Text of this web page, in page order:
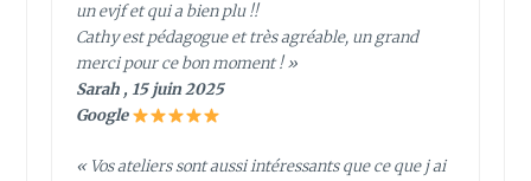
un evjf et qui a bien plu !!
Cathy est pédagogue et très agréable, un grand
merci pour ce bon moment ! »
Sarah , 15 juin 2025
Google
« Vos ateliers sont aussi intéressants que ce que j ai